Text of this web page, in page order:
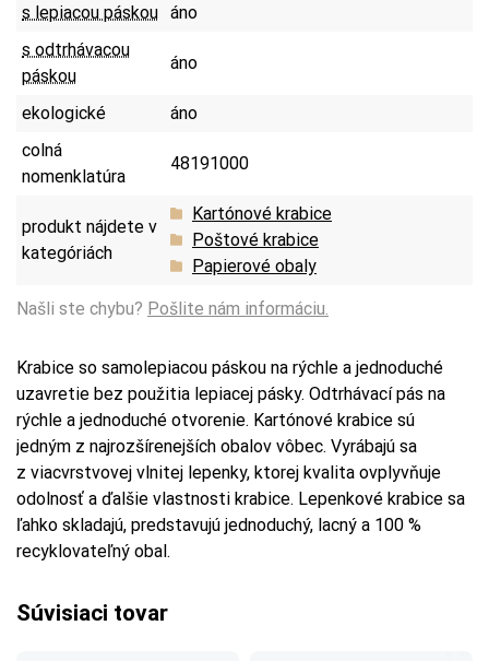
s lepiacou páskou áno
s odtrhávacou
páskou
áno
ekologické
áno
colná
nomenklatúra
48191000
produkt nájdete v
kategóriách
Kartónové krabice
Poštové krabice
Papierové obaly
Našli ste chybu? Pošlite nám informáciu.
Krabice so samolepiacou páskou na rýchle a jednoduché
uzavretie bez použitia lepiacej pásky. Odtrhávací pás na
rýchle a jednoduché otvorenie. Kartónové krabice sú
jedným z najrozšírenejších obalov vôbec. Vyrábajú sa
z viacvrstvovej vlnitej lepenky, ktorej kvalita ovplyvňuje
odolnosť a ďalšie vlastnosti krabice. Lepenkové krabice sa
ľahko skladajú, predstavujú jednoduchý, lacný a 100 %
recyklovateľný obal.
Súvisiaci tovar